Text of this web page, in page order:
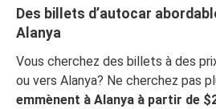
Des billets d’autocar
Alanya
Vous cherchez des billets à des
ou vers Alanya? Ne cherchez pas
emmènent à Alanya à partir de